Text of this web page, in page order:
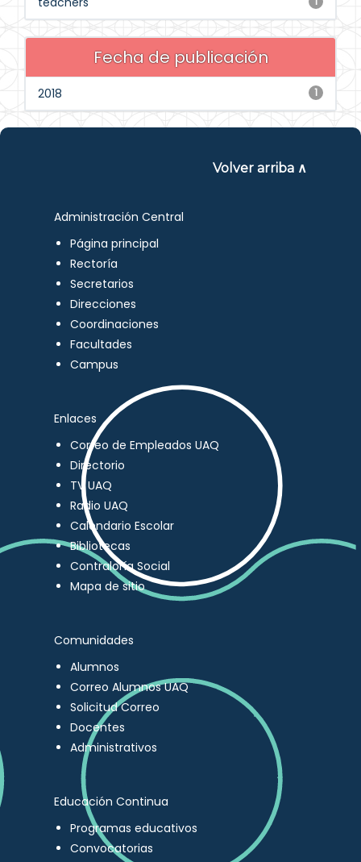
Fecha de publicación
1
2018
Volver arriba ∧
Administración Central
Página principal
Rectoría
Secretarios
Direcciones
Coordinaciones
Facultades
Campus
Enlaces
Correo de Empleados UAQ
Directorio
TV UAQ
Radio UAQ
Calendario Escolar
Bibliotecas
Contraloría Social
Mapa de sitio
Comunidades
Alumnos
Correo Alumnos UAQ
Solicitud Correo
Docentes
Administrativos
Educación Continua
Programas educativos
Convocatorias